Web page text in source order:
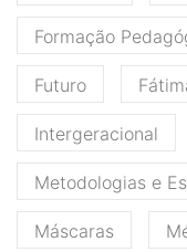
Formação
Futuro
Intergeracional
Metodologias e
Máscaras